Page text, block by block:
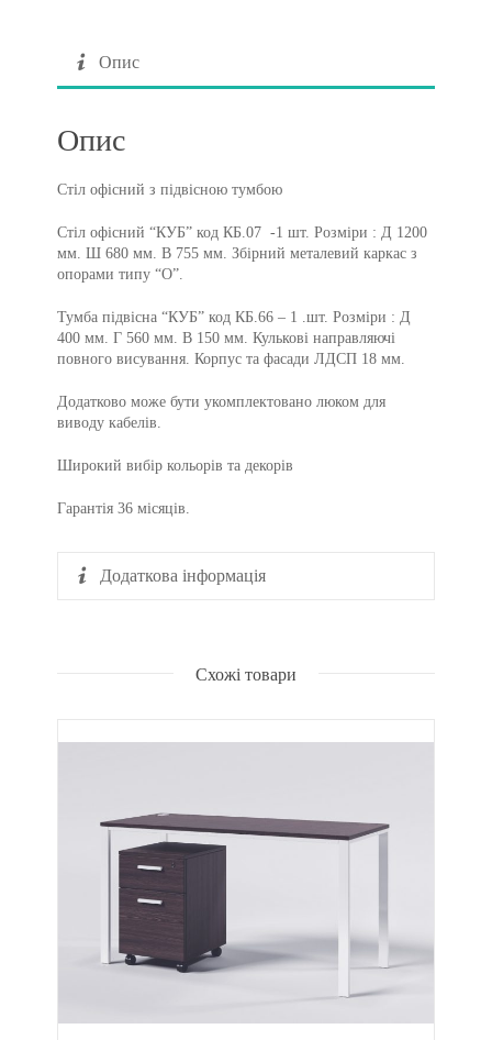
Опис
Опис
Стіл офісний з підвісною тумбою
Стіл офісний “КУБ” код КБ.07 -1 шт. Розміри : Д 1200
мм. Ш 680 мм. В 755 мм. Збірний металевий каркас з
опорами типу “О”.
Тумба підвісна “КУБ” код КБ.66 – 1 .шт. Розміри : Д
400 мм. Г 560 мм. В 150 мм. Кулькові направляючі
повного висування. Корпус та фасади ЛДСП 18 мм.
Додатково може бути укомплектовано люком для
виводу кабелів.
Широкий вибір кольорів та декорів
Гарантія 36 місяців.
Додаткова інформація
Схожі товари